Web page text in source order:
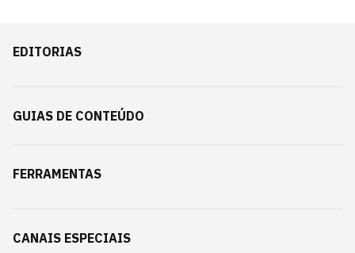
EDITORIAS
GUIAS DE CONTEÚDO
FERRAMENTAS
CANAIS ESPECIAIS